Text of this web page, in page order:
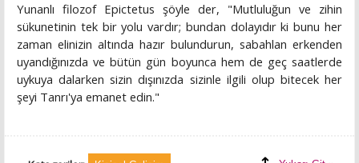
Yunanlı filozof Epictetus şöyle der, "Mutluluğun ve zihin
sükunetinin tek bir yolu vardır; bundan dolayıdır ki bunu her
zaman elinizin altında hazır bulundurun, sabahlan erkenden
uyandığınızda ve bütün gün boyunca hem de geç saatlerde
uykuya dalarken sizin dışınızda sizinle ilgili olup bitecek her
şeyi Tanrı'ya emanet edin."